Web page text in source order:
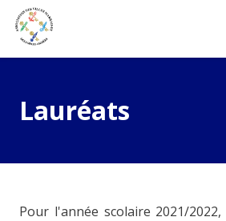
Lauréats
Pour l'année scolaire 2021/